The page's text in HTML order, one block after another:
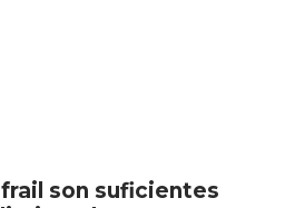
son suficientes